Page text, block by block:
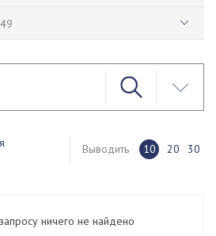
49
Выводить 10 20 30
ничего не найдено